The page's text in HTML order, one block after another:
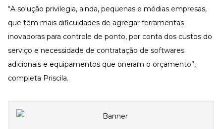
“A solução privilegia, ainda, pequenas e médias empresas,
que têm mais dificuldades de agregar ferramentas
inovadoras para controle de ponto, por conta dos custos do
serviço e necessidade de contratação de softwares
adicionais e equipamentos que oneram o orçamento”,
completa Priscila.